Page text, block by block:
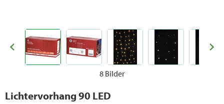
8 Bilder
Lichtervorhang 90 LED
Osterdeko